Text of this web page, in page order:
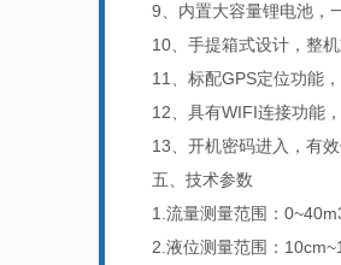
9、内置大容量锂电池，
10、手提箱式设计，整
11、标配GPS定位功能
12、具有WIFI连接功能
13、开机密码进入，有
五、技术参数
1.流量测量范围：
2.液位测量范围：